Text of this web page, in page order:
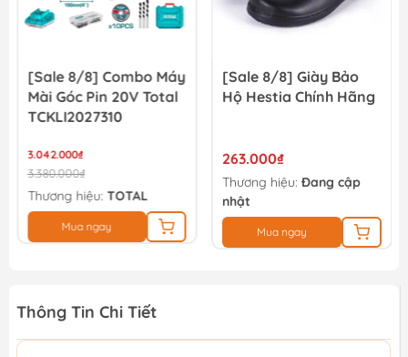
[Sale 8/8] Combo Máy
Mài Góc Pin 20V Total
TCKLI2027310
3.042.000₫
3.380.000₫
Thương hiệu: TOTAL
Mua ngay
[Sale 8/8] Giày Bảo
Hộ Hestia Chính Hãng
263.000₫
Thương hiệu: Đang cập
nhật
Mua ngay
Thông Tin Chi Tiết